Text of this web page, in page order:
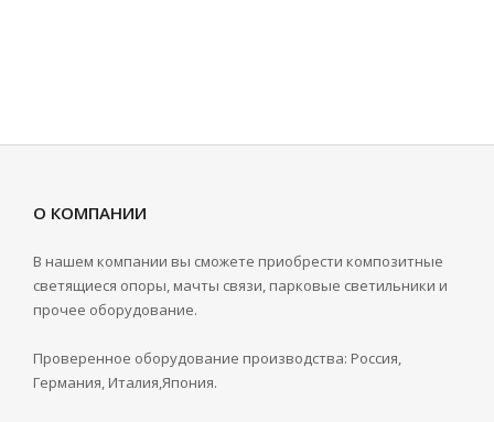
О КОМПАНИИ
В нашем компании вы сможете приобрести композитные
светящиеся опоры, мачты связи, парковые светильники и
прочее оборудование.
Проверенное оборудование производства: Россия,
Германия, Италия,Япония.